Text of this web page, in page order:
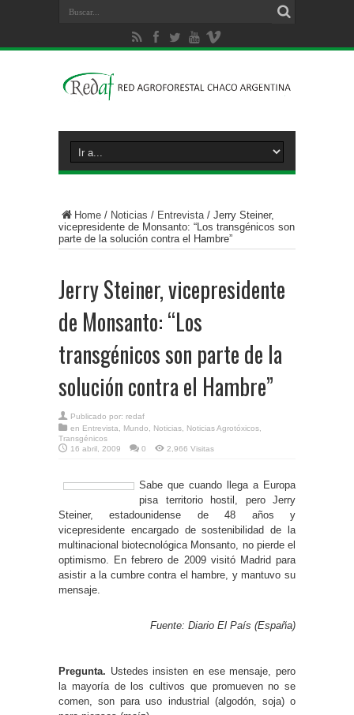
Home / Noticias / Entrevista / Jerry Steiner,
vicepresidente de Monsanto: “Los transgénicos son
parte de la solución contra el Hambre”
Jerry Steiner, vicepresidente
de Monsanto: “Los
transgénicos son parte de la
solución contra el Hambre”
Publicado por: redaf
en Entrevista Mundo Noticias Noticias Agrotóxicos
Transgénicos
16 abril, 2009
0 2,966 Visitas
Sabe que cuando llega a Europa
pisa territorio hostil, pero Jerry
Steiner, estadounidense de 48 años y
vicepresidente encargado de sostenibilidad de la
multinacional biotecnológica Monsanto, no pierde el
optimismo. En febrero de 2009 visitó Madrid para
asistir a la cumbre contra el hambre, y mantuvo su
mensaje.
Fuente: Diario El País (España)
Pregunta. Ustedes insisten en ese mensaje, pero
la mayoría de los cultivos que promueven no se
comen, son para uso industrial (algodón, soja) o